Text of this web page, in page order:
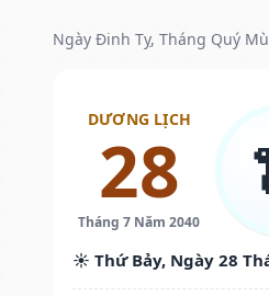
Ngày Đinh Tỵ, Tháng Quý
DƯƠNG LỊCH
28
Tháng 7 Năm 2040
☀️ Thứ Bảy, Ngày 28